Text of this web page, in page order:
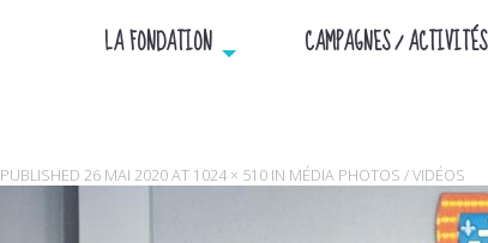
LA FONDATION CAMPAGNES / ACTIVITÉS
PUBLISHED 26 MAI 2020AT 1024 × 510 IN MÉDIA PHOTOS / VIDÉOS